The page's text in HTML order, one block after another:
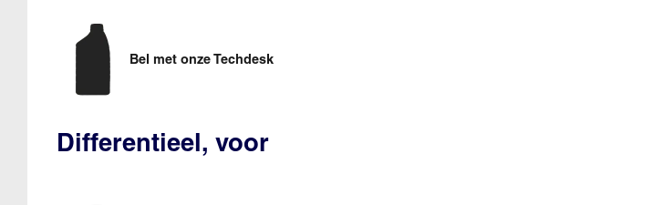
Bel met onze Techdesk
Differentieel, voor